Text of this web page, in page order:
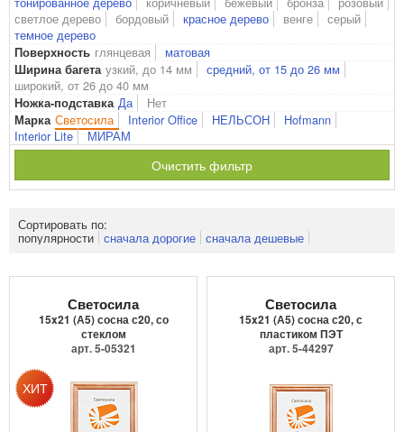
светлое дерево
бордовый красное дерево венге
серый
темное дерево
Поверхность глянцевая матовая
Ширина багета узкий, до 14 мм
средний, от 15 до 26 мм
широкий, от 26 до 40 мм
Ножка-подставка Да Нет
Марка Светосила Interior Office НЕЛЬСОН
Hofmann
Interior Lite
МИРАМ
Очистить фильтр
Сортировать по:
популярности сначала дорогие сначала дешевые
Светосила
15x21 (А5) сосна с20, со
стеклом
арт. 5-05321
Светосила
15x21 (А5) сосна с20, с
пластиком ПЭТ
арт. 5-44297